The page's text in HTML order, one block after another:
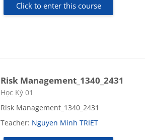
Click to enter this course
Risk Management_1340_2431
Course category
Học Kỳ 01
Risk Management_1340_2431
Teacher: Nguyen Minh TRIET